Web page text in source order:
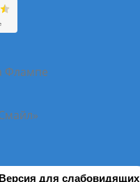
Флампе
Версия для слабовидящих